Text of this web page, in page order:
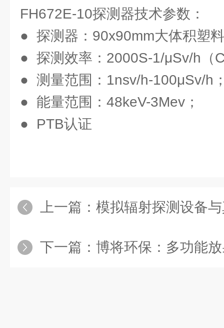
FH672E-10探测器技术参数：
● 探测器：90x90mm大体积塑
● 探测效率：2000S-1/μSv/h（
● 测量范围：1nsv/h-100μSv/h
● 能量范围：48keV-3Mev；
● PTB认证
上一篇： 模拟辐射探测设备
下一篇： 博将环保：多功能放射性检